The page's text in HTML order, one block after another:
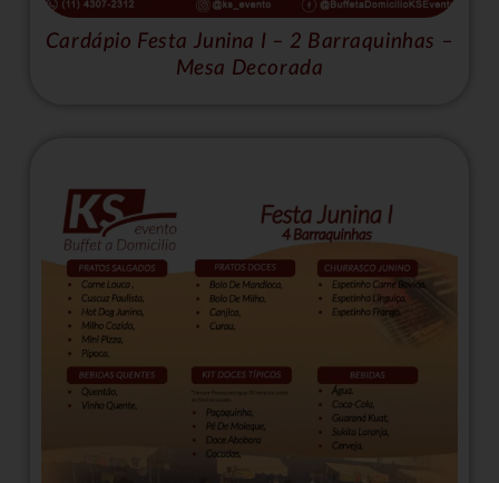
Cardápio Festa Junina I – 2 Barraquinhas –
Mesa Decorada